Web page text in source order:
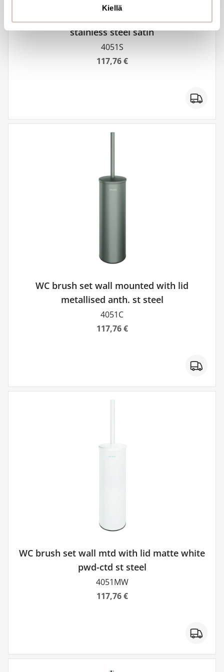
Kiellä
stainless steel satin
4051S
117,76 €
WC brush set wall mounted with lid
metallised anth. st steel
4051C
117,76 €
WC brush set wall mtd with lid matte white
pwd-ctd st steel
4051MW
117,76 €